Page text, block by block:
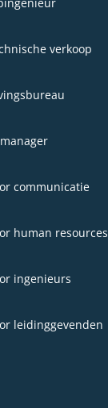
verkoop
communicatie
human resources
ingenieurs
leidinggevenden